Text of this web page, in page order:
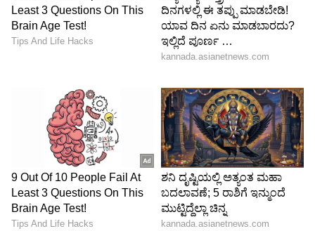
ಲಡ್ಡು ಇತಿಹಾಸದ ಮೈಲಿಗಲ್ಲು:
ತಿರುಪತಿ ಲಡ್ಡು (Srivari Laddu) ಕೇವಲ ಪ್ರಸಾದವಲ್ಲ, ಅದು
ಹೆಚ್ಚು ಇತಿಹಾಸವಿರುವ ಈ ಲಡ್ಡಿಗೆ ಜಿಐ ಟ್ಯಾಗ್ (GI Tag)
ಕೂಡ ಸಿಕ್ಕಿದೆ. ಈ ಲಡ್ಡು ತಯಾರಿಸಲು ಬಳಸುವ ಶುದ್ಧ ತುಪ್ಪ,
ಏಲಕ್ಕಿ, ಬಾದಾಮಿ ಮತ್ತು ದ್ರಾಕ್ಷಿಗಳ ಗುಣಮಟ್ಟವೇ ಇದರ
ರುಚಿಗೆ ಕಾರಣ. ದಿನವೊಂದಕ್ಕೆ ಲಕ್ಷಾಂತರ ಲಡ್ಡುಗಳನ್ನು
ತಯಾರಿಸುವ ಅತ್ಯಾಧುನಿಕ 'ಲಡ್ಡು ಪೋತು' (Kitchen)
ವ್ಯವಸ್ಥೆಯನ್ನು ಟಿಟಿಡಿ ಹೊಂದಿದೆ.